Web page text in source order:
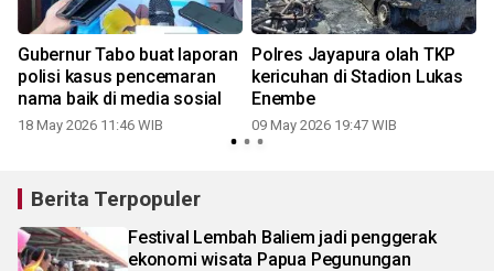
Gubernur Tabo buat laporan
polisi kasus pencemaran
nama baik di media sosial
18 May 2026 11:46 WIB
Polres Jayapura olah TKP
kericuhan di Stadion Lukas
Enembe
09 May 2026 19:47 WIB
Berita Terpopuler
Festival Lembah Baliem jadi penggerak
ekonomi wisata Papua Pegunungan